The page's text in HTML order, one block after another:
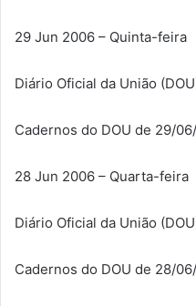
29 Jun 2006 – Quinta-feira
Diário Oficial da União
Cadernos do DOU de 29/
28 Jun 2006 – Quarta-feira
Diário Oficial da União
Cadernos do DOU de 28/